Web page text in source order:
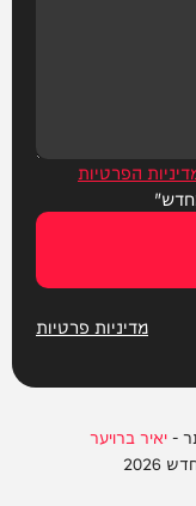
הפרטיות
מדיניות פרטיות
-יאיר ברויער